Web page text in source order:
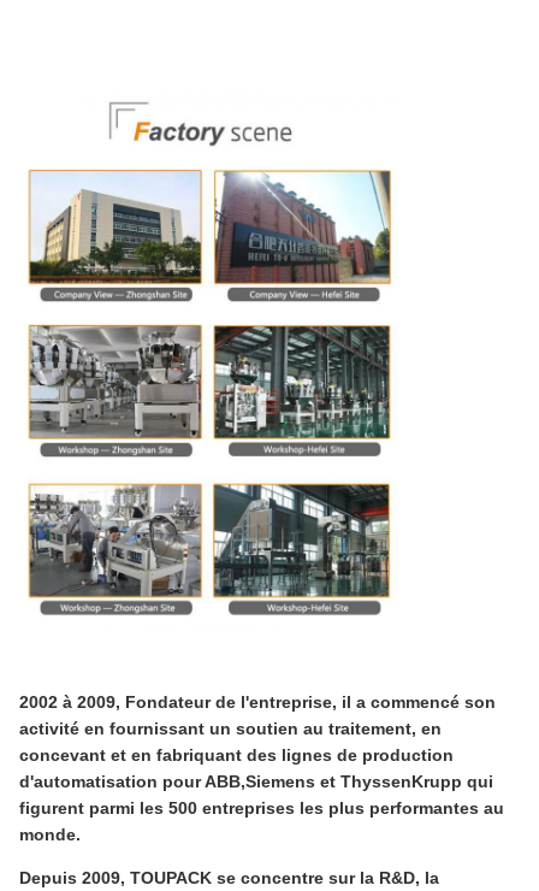
2002 à 2009, Fondateur de l'entreprise, il a commencé son
activité en fournissant un soutien au traitement, en
concevant et en fabriquant des lignes de production
d'automatisation pour ABB,Siemens et ThyssenKrupp qui
figurent parmi les 500 entreprises les plus performantes au
monde.
Depuis 2009, TOUPACK se concentre sur la R&D, la